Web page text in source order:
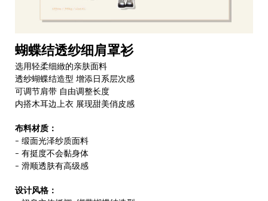
蝴蝶结透纱细肩罩衫
选用轻柔细緻的亲肤面料
透纱蝴蝶结造型 增添日系层次感
可调节肩带 自由调整长度
内搭木耳边上衣 展现甜美俏皮感
布料材质：
- 缎面光泽纱质面料
- 有挺度不会黏身体
- 滑顺透肤有高级感
设计风格：